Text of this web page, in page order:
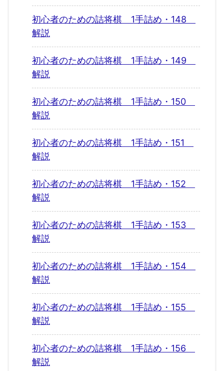
初心者のための詰将棋 1手詰め・148
解説
初心者のための詰将棋 1手詰め・149
解説
初心者のための詰将棋 1手詰め・150
解説
初心者のための詰将棋 1手詰め・151
解説
初心者のための詰将棋 1手詰め・152
解説
初心者のための詰将棋 1手詰め・153
解説
初心者のための詰将棋 1手詰め・154
解説
初心者のための詰将棋 1手詰め・155
解説
初心者のための詰将棋 1手詰め・156
解説